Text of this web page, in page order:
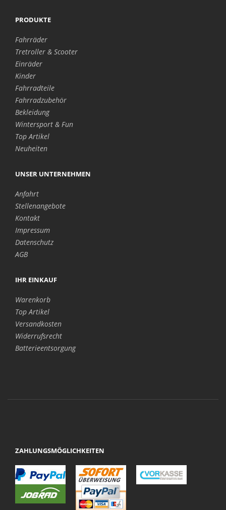
PRODUKTE
Fahrräder
Tretroller & Scooter
Einräder
Kinder
Fahrradteile
Fahrradzubehör
Bekleidung
Wintersport & Fun
Top Artikel
Neuheiten
UNSER UNTERNEHMEN
Anfahrt
Stellenangebote
Kontakt
Impressum
Datenschutz
AGB
IHR EINKAUF
Warenkorb
Top Artikel
Versandkosten
Widerrufsrecht
Batterieentsorgung
ZAHLUNGSMÖGLICHKEITEN